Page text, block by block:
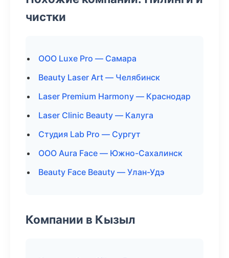
чистки
ООО Luxe Pro — Самара
Beauty Laser Art — Челябинск
Laser Premium Harmony — Краснодар
Laser Clinic Beauty — Калуга
Студия Lab Pro — Сургут
ООО Aura Face — Южно-Сахалинск
Beauty Face Beauty — Улан-Удэ
Компании в Кызыл